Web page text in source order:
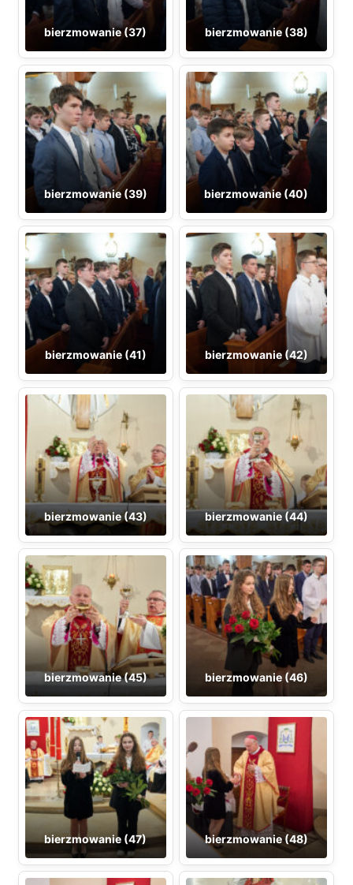
bierzmowanie (37) bierzmowanie (38)
bierzmowanie (39) bierzmowanie (40)
bierzmowanie (41) bierzmowanie (42)
bierzmowanie (43) bierzmowanie (44)
bierzmowanie (45) bierzmowanie (46)
bierzmowanie (47) bierzmowanie (48)